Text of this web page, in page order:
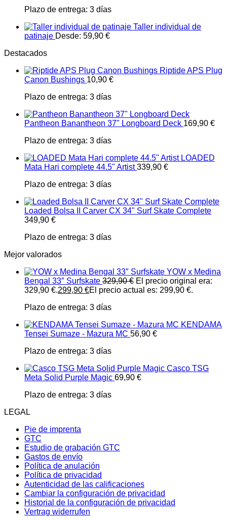
Plazo de entrega: 3 días
Taller individual de
patinaje Desde: 59,90 €
Destacados
Riptide APS Plug
Canon Bushings 10,90 €
Plazo de entrega: 3 días
Pantheon Banantheon 37" Longboard Deck 169,90 €
Plazo de entrega: 3 días
LOADED
Mata Hari complete 44.5" Artist 339,90 €
Plazo de entrega: 3 días
Loaded Bolsa II Carver CX 34" Surf Skate Complete
349,90 €
Plazo de entrega: 3 días
Mejor valorados
YOW x Medina
Bengal 33″ Surfskate 329,90€ El precio original era:
329,90 €.299,90 €El precio actual es: 299,90 €.
Plazo de entrega: 3 días
KENDAMA
Tensei Sumaze - Mazura MC 56,90 €
Plazo de entrega: 3 días
Casco TSG
Meta Solid Purple Magic 69,90 €
Plazo de entrega: 3 días
LEGAL
Pie de imprenta
GTC
Estudio de grabación GTC
Gastos de envío
Política de anulación
Política de privacidad
Autenticidad de las calificaciones
Cambiar la configuración de privacidad
Historial de la configuración de privacidad
Vertrag widerrufen